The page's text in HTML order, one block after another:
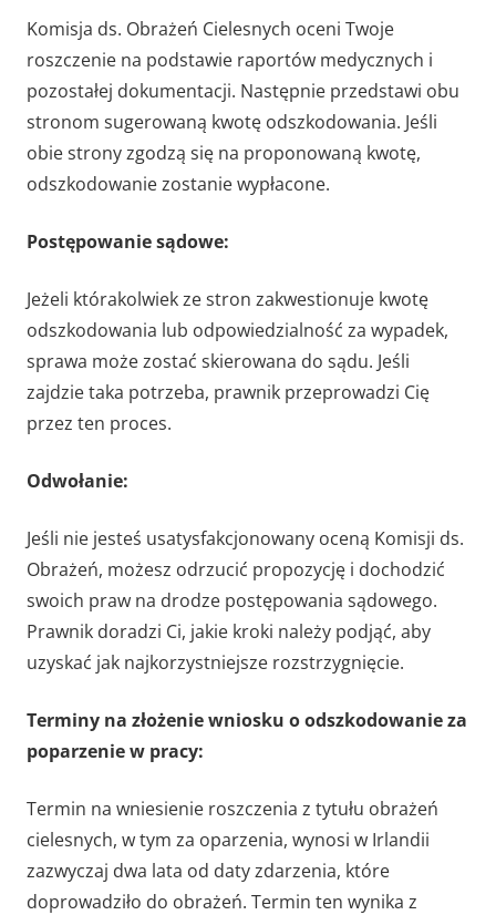
Komisja ds. Obrażeń Cielesnych oceni Twoje
roszczenie na podstawie raportów medycznych i
pozostałej dokumentacji. Następnie przedstawi obu
stronom sugerowaną kwotę odszkodowania. Jeśli
obie strony zgodzą się na proponowaną kwotę,
odszkodowanie zostanie wypłacone.
Postępowanie sądowe:
Jeżeli którakolwiek ze stron zakwestionuje kwotę
odszkodowania lub odpowiedzialność za wypadek,
sprawa może zostać skierowana do sądu. Jeśli
zajdzie taka potrzeba, prawnik przeprowadzi Cię
przez ten proces.
Odwołanie:
Jeśli nie jesteś usatysfakcjonowany oceną Komisji ds.
Obrażeń, możesz odrzucić propozycję i dochodzić
swoich praw na drodze postępowania sądowego.
Prawnik doradzi Ci, jakie kroki należy podjąć, aby
uzyskać jak najkorzystniejsze rozstrzygnięcie.
Terminy na złożenie wniosku o odszkodowanie za
poparzenie w pracy:
Termin na wniesienie roszczenia z tytułu obrażeń
cielesnych, w tym za oparzenia, wynosi w Irlandii
zazwyczaj dwa lata od daty zdarzenia, które
doprowadziło do obrażeń. Termin ten wynika z